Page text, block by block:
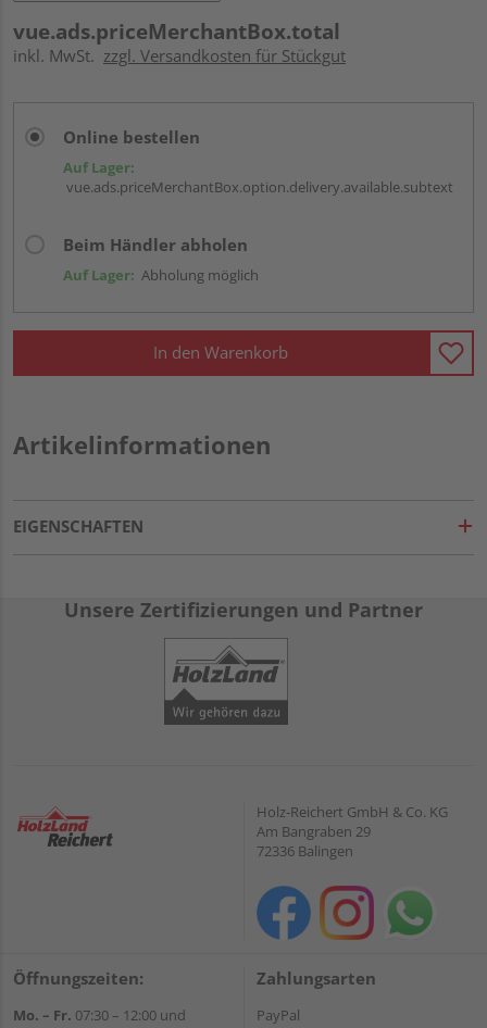
vue.ads.priceMerchantBox.total
inkl. MwSt. zzgl. Versandkosten für Stückgut
Online bestellen
Auf Lager:
vue.ads.priceMerchantBox.option.delivery.available.subtext
Beim Händler abholen
Auf Lager: Abholung möglich
In den Warenkorb
Artikelinformationen
EIGENSCHAFTEN
Unsere Zertifizierungen und Partner
Holz-Reichert GmbH & Co. KG
Am Bangraben 29
72336 Balingen
Öffnungszeiten:
Mo. – Fr. 07:30 – 12:00 und
Zahlungsarten
PayPal